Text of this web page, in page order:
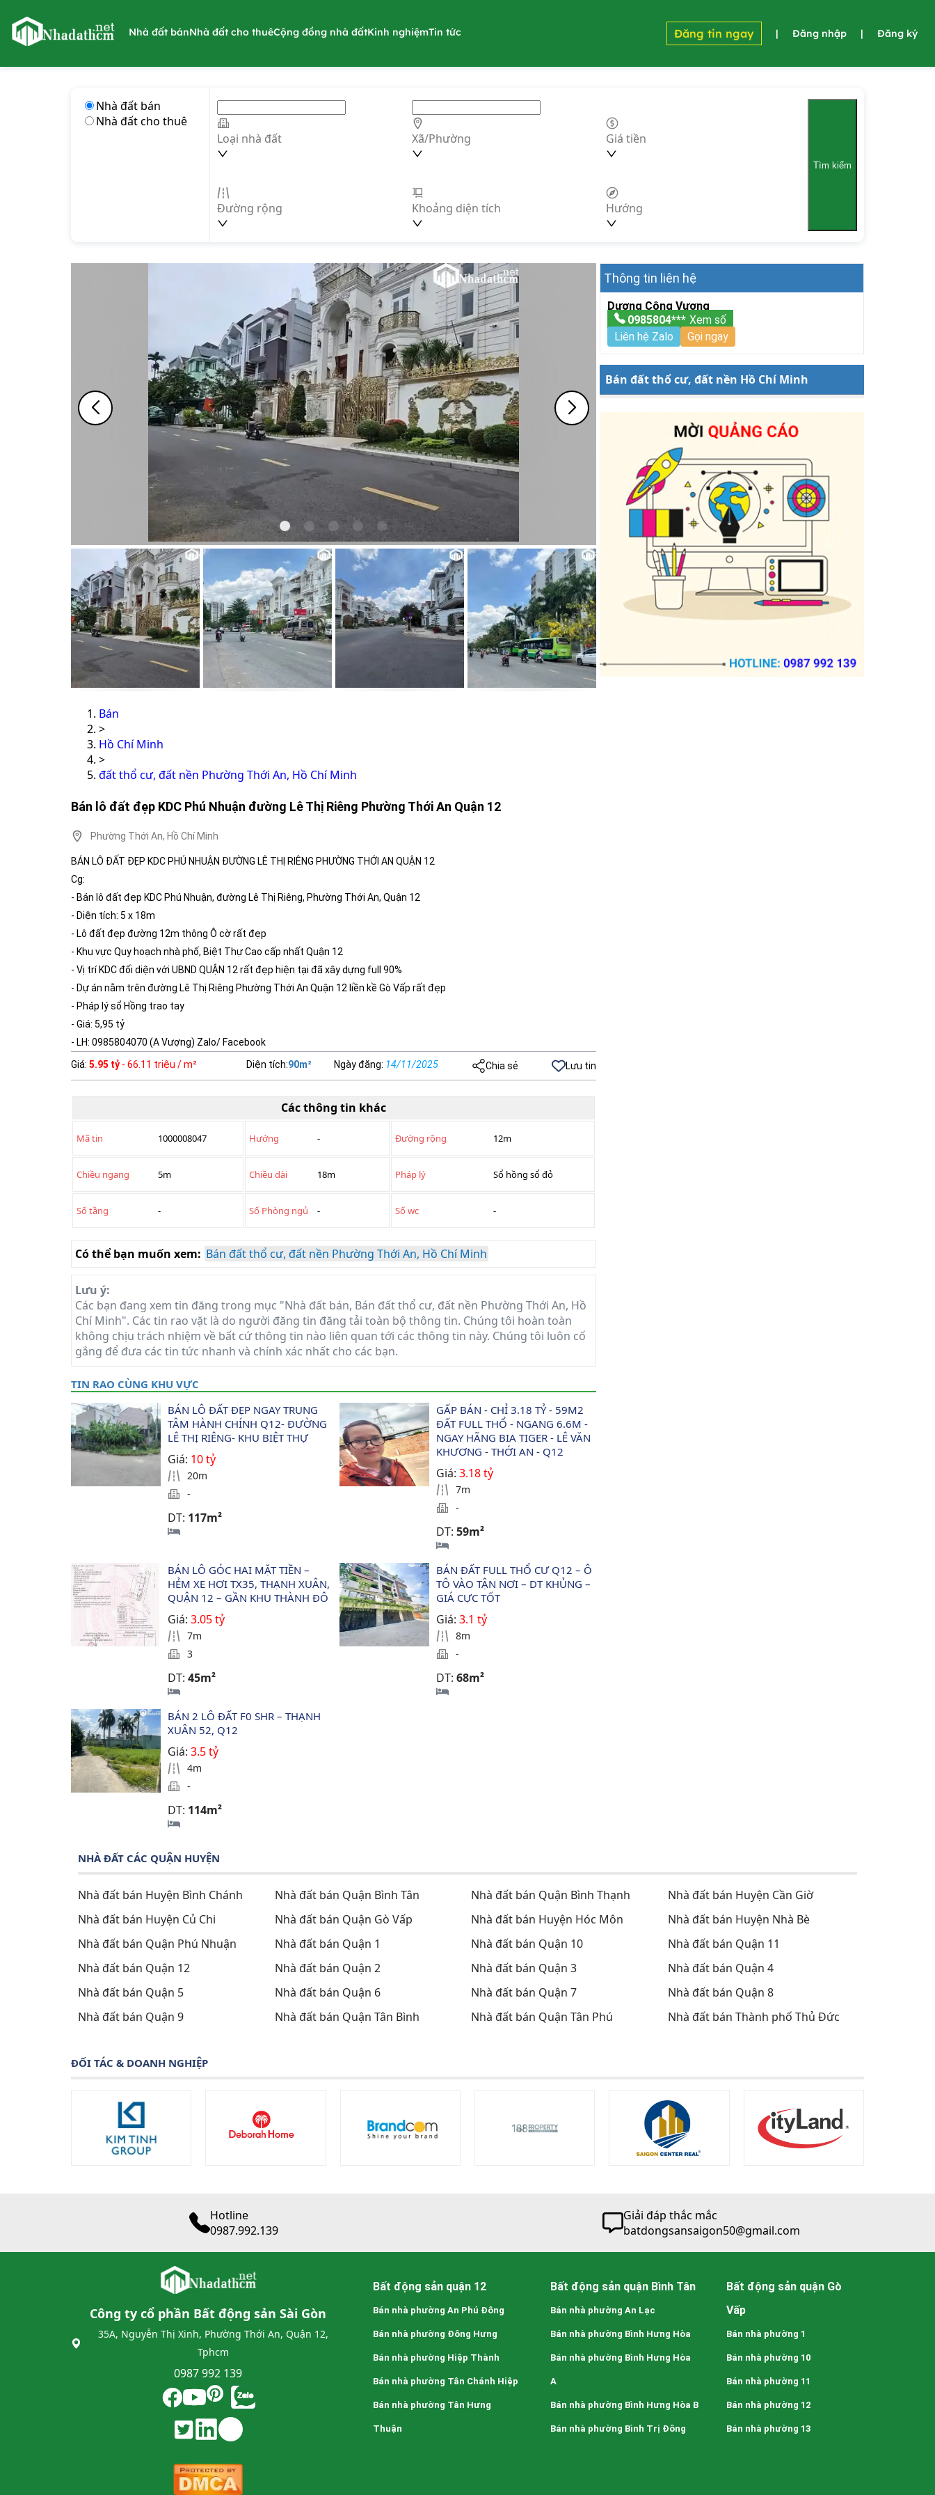
nhadathcm.net
Nhà đất bánNhà đất cho thuêCộng đồng nhà đấtKinh nghiệmTin tức Đăng tin ngay | Đăng nhập | Đăng ký
Nhà đất bán
Nhà đất cho thuê
Loại nhà đất
Xã/Phường Giá tiền
Đường rộng Khoảng diện tích Hướng
Tìm kiếm
Bán
>
Hồ Chí Minh
>
đất thổ cư, đất nền Phường Thới An, Hồ Chí Minh
Bán lô đất đẹp KDC Phú Nhuận đường Lê Thị Riêng Phường Thới An Quận 12
Phường Thới An, Hồ Chí Minh
BÁN LÔ ĐẤT ĐẸP KDC PHÚ NHUẬN ĐƯỜNG LÊ THỊ RIÊNG PHƯỜNG THỚI AN QUẬN 12
Cg:
- Bán lô đất đẹp KDC Phú Nhuận, đường Lê Thị Riêng, Phường Thới An, Quận 12
- Diện tích: 5 x 18m
- Lô đất đẹp đường 12m thông Ô cờ rất đẹp
- Khu vực Quy hoạch nhà phố, Biệt Thự Cao cấp nhất Quận 12
- Vị trí KDC đối diện với UBND QUẬN 12 rất đẹp hiện tại đã xây dựng full 90%
- Dự án nằm trên đường Lê Thị Riêng Phường Thới An Quận 12 liền kề Gò Vấp rất đẹp
- Pháp lý sổ Hồng trao tay
- Giá: 5,95 tỷ
- LH: 0985804070 (A Vượng) Zalo/ Facebook
Giá: 5.95 tỷ - 66.11 triệu / m² Diện tích:90m² Ngày đăng: 14/11/2025 Chia sẻ Lưu tin
Các thông tin khác
Mã tin 1000008047 Hướng - Đường rộng 12m
Chiều ngang 5m Chiều dài 18m Pháp lý Sổ hồng sổ đỏ
Số tầng - Số Phòng ngủ - Số wc -
Có thể bạn muốn xem: Bán đất thổ cư, đất nền Phường Thới An, Hồ Chí Minh
Lưu ý:
Các bạn đang xem tin đăng trong mục "Nhà đất bán, Bán đất thổ cư, đất nền Phường Thới An, Hồ
Chí Minh". Các tin rao vặt là do người đăng tin đăng tải toàn bộ thông tin. Chúng tôi hoàn toàn
không chịu trách nhiệm về bất cứ thông tin nào liên quan tới các thông tin này. Chúng tôi luôn cố
gắng để đưa các tin tức nhanh và chính xác nhất cho các bạn.
TIN RAO CÙNG KHU VỰC
BÁN LÔ ĐẤT ĐẸP NGAY TRUNG
TÂM HÀNH CHÍNH Q12- ĐƯỜNG
LÊ THỊ RIÊNG- KHU BIỆT THỰ
Giá: 10 tỷ
20m
-
DT: 117m²
GẤP BÁN - CHỈ 3.18 TỶ - 59M2
ĐẤT FULL THỔ - NGANG 6.6M -
NGAY HÃNG BIA TIGER - LÊ VĂN
KHƯƠNG - THỚI AN - Q12
Giá: 3.18 tỷ
7m
-
DT: 59m²
BÁN LÔ GÓC HAI MẶT TIỀN –
HẺM XE HƠI TX35, THẠNH XUÂN,
QUẬN 12 – GẦN KHU THÀNH ĐÔ
Giá:3.05 tỷ
7m
3
DT:45m²
BÁN ĐẤT FULL THỔ CƯ Q12 – Ô
TÔ VÀO TẬN NƠI – DT KHỦNG –
GIÁ CỰC TỐT
Giá: 3.1 tỷ
8m
-
DT: 68m²
BÁN 2 LÔ ĐẤT F0 SHR – THẠNH
XUÂN 52, Q12
Giá:3.5 tỷ
4m
-
DT: 114m²
Thông tin liên hệ
Dương Công Vượng
0985804*** Xem số
Liên hệ Zalo
Gọi ngay
Bán đất thổ cư, đất nền Hồ Chí Minh
NHÀ ĐẤT CÁC QUẬN HUYỆN
Nhà đất bán Huyện Bình Chánh Nhà đất bán Quận Bình Tân Nhà đất bán Quận Bình Thạnh
Nhà đất bán Huyện Cần Giờ
Nhà đất bán Huyện Củ Chi
Nhà đất bán Quận Gò Vấp Nhà đất bán Huyện Hóc Môn
Nhà đất bán Huyện Nhà Bè
Nhà đất bán Quận Phú Nhuận
Nhà đất bán Quận 1 Nhà đất bán Quận 10
Nhà đất bán Quận 11
Nhà đất bán Quận 12
Nhà đất bán Quận 2 Nhà đất bán Quận 3
Nhà đất bán Quận 4
Nhà đất bán Quận 5
Nhà đất bán Quận 6 Nhà đất bán Quận 7
Nhà đất bán Quận 8
Nhà đất bán Quận 9
Nhà đất bán Quận Tân Bình Nhà đất bán Quận Tân Phú Nhà đất bán Thành phố Thủ Đức
ĐỐI TÁC & DOANH NGHIỆP
Hotline
0987.992.139
Giải đáp thắc mắc
batdongsansaigon50@gmail.com
Công ty cổ phần Bất động sản Sài Gòn
35A, Nguyễn Thị Xinh, Phường Thới An, Quận 12,
Tphcm
0987 992 139
Bất động sản quận 12
Bán nhà phường An Phú Đông
Bán nhà phường Đông Hưng
Bán nhà phường Hiệp Thành
Bán nhà phường Tân Chánh Hiệp
Bán nhà phường Tân Hưng
Thuận
Bất động sản quận Bình Tân
Bán nhà phường An Lạc
Bán nhà phường Bình Hưng Hòa
Bán nhà phường Bình Hưng Hòa
A
Bán nhà phường Bình Hưng Hòa B
Bán nhà phường Bình Trị Đông
Bất động sản quận Gò
Vấp
Bán nhà phường 1
Bán nhà phường 10
Bán nhà phường 11
Bán nhà phường 12
Bán nhà phường 13